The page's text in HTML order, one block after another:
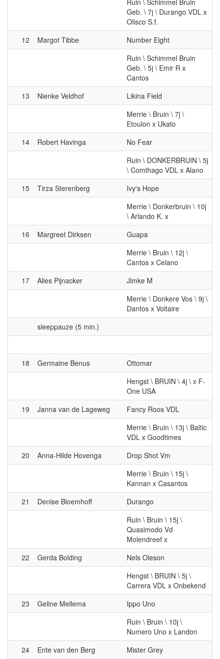
Geb. \ 7j \ Durango VDL x
Olisco S.f.
12
Margot Tibbe
Number Eight
Ruin \ Schimmel Bruin
Geb. \ 5j \ Emir R x
Cantos
13
Nienke Veldhof
Likina Field
Merrie \ Bruin \ 7j \
Etoulon x Ukato
14
Robert Havinga
No Fear
Ruin \ DONKERBRUIN \ 5j
\ Comthago VDL x Alano
15
Tirza Sterenberg
Ivy's Hope
Merrie \ Donkerbruin \ 10j
\ Arlando K. x
16
Margreet Dirksen
Guapa
Merrie \ Bruin \ 12j \
Cantos x Celano
17
Alies Pijnacker
Jimke M
Merrie \ Donkere Vos \ 9j \
Dantos x Voltaire
sleeppauze (5 min.)
18 Germaine Benus
Ottomar
Hengst \ BRUIN \ 4j \ x F-
One USA
19
Janna van de Lageweg
Fancy Roos VDL
Merrie \ Bruin \ 13j \ Baltic
VDL x Goodtimes
20
Anna-Hilde Hovenga
Drop Shot Vm
Merrie \ Bruin \ 15j \
Kannan x Casantos
21
Denise Bloemhoff
Durango
Ruin \ Bruin \ 15j \
Quasimodo Vd
Molendreef x
22
Gerda Bolding
Nels Oleson
Hengst \ BRUIN \ 5j \
Carrera VDL x Onbekend
23
Geline Mellema
Ippo Uno
Ruin \ Bruin \ 10j \
Numero Uno x Landon
24
Ente van den Berg
Mister Grey